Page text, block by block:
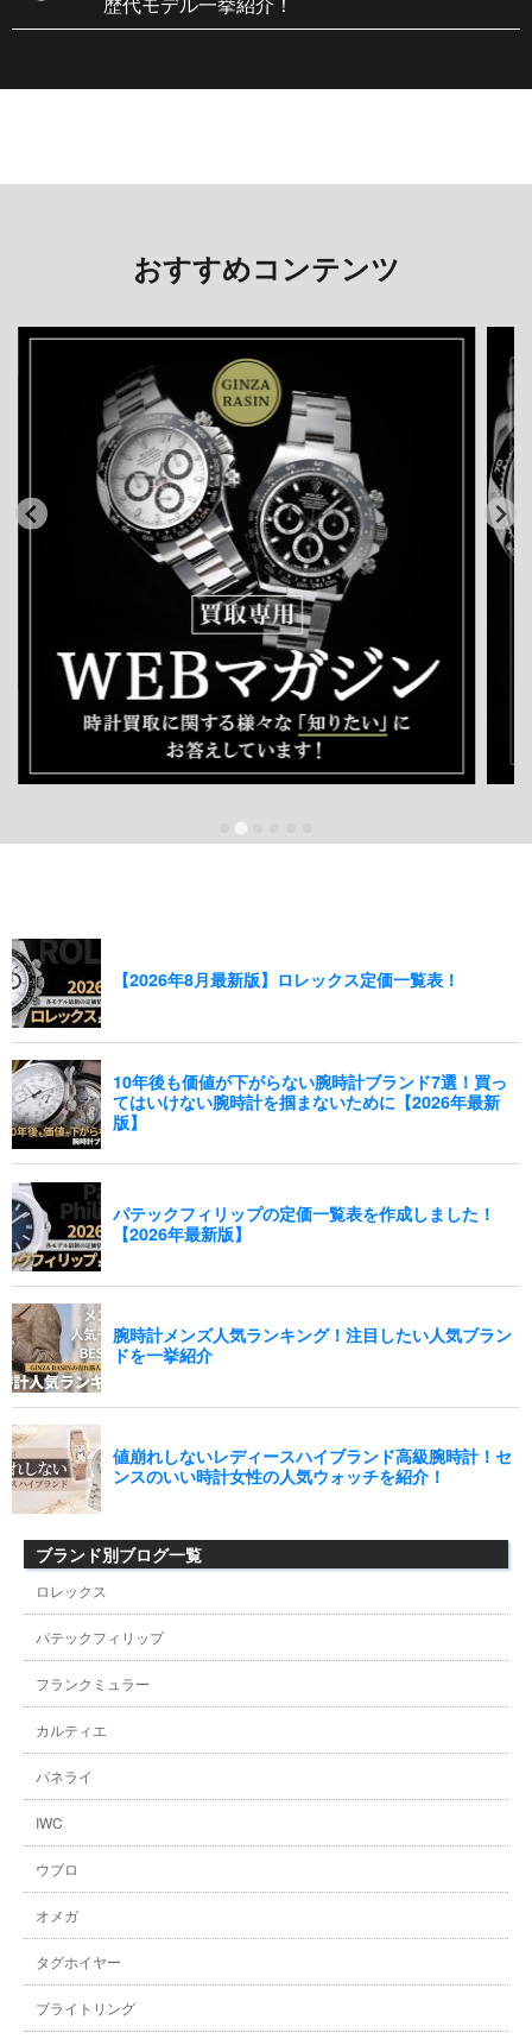
おすすめコンテンツ
ブランド別ブログ一覧
ロレックス
パテックフィリップ
フランクミュラー
カルティエ
パネライ
IWC
ウブロ
オメガ
タグホイヤー
ブライトリング